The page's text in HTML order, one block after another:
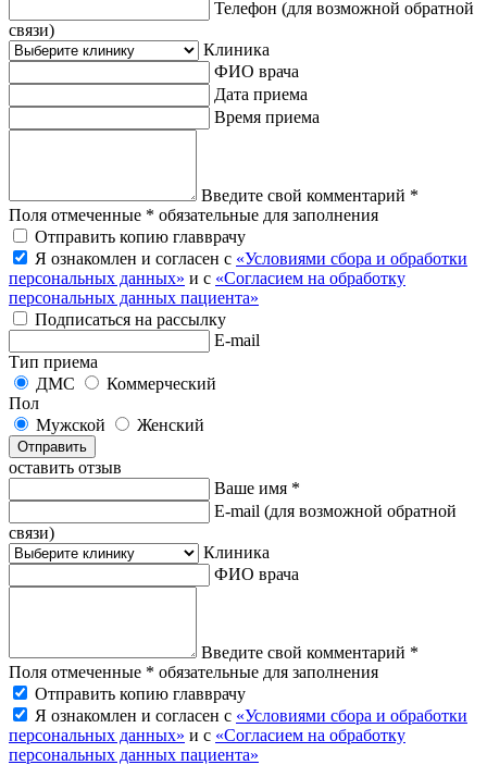
Телефон (для возможной обратной
связи)
Клиника
ФИО врача
Дата приема
Время приема
Введите свой комментарий *
Поля отмеченные * обязательные для заполнения
Отправить копию главврачу
Я ознакомлен и согласен с «Условиями сбора и обработки
персональных данных» и с «Согласием на обработку
персональных данных пациента»
Подписаться на рассылку
E-mail
Тип приема
ДМС
Коммерческий
Пол
Мужской
Женский
Отправить
оставить отзыв
Ваше имя *
E-mail (для возможной обратной
связи)
Клиника
ФИО врача
Введите свой комментарий *
Поля отмеченные * обязательные для заполнения
Отправить копию главврачу
Я ознакомлен и согласен с «Условиями сбора и обработки
персональных данных» и с «Согласием на обработку
персональных данных пациента»